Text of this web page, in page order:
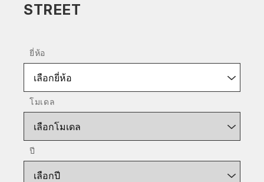
STREET
ยี่ห้อ
เลือกยี่ห้อ
โมเดล
เลือกโมเดล
ปี
เลือกปี